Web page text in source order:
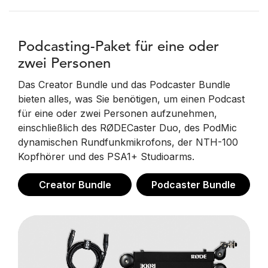
Podcasting-Paket für eine oder
zwei Personen
Das Creator Bundle und das Podcaster Bundle
bieten alles, was Sie benötigen, um einen Podcast
für eine oder zwei Personen aufzunehmen,
einschließlich des RØDECaster Duo, des PodMic
dynamischen Rundfunkmikrofons, der NTH-100
Kopfhörer und des PSA1+ Studioarms.
Creator Bundle Podcaster Bundle